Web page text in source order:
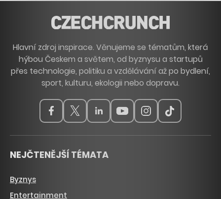
Hlavní zdroj inspirace. Věnujeme se tématům, která
hýbou Českem a světem, od byznysu a startupů
přes technologie, politiku a vzdělávání až po bydlení,
sport, kulturu, ekologii nebo dopravu.
NEJČTENĚJŠÍ TÉMATA
Byznys
Entertainment